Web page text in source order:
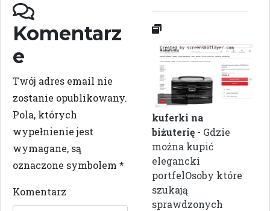
Komentarz
e
Twój adres email nie
zostanie opublikowany.
Pola, których
wypełnienie jest
wymagane, są
oznaczone symbolem *
Komentarz
kuferki na
biżuterię - Gdzie
można kupić
elegancki
portfelOsoby które
szukają
sprawdzonych